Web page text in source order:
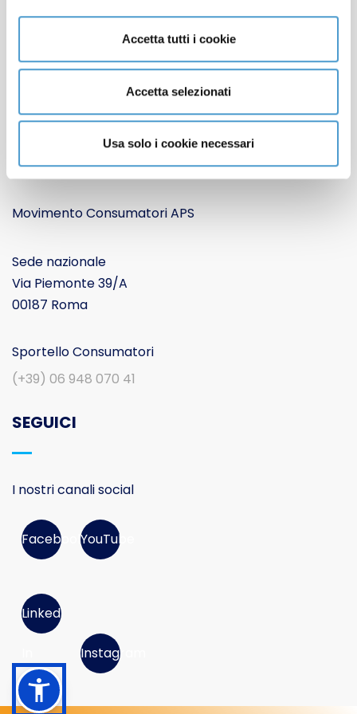
Accetta tutti i cookie
Accetta selezionati
Usa solo i cookie necessari
Contatti
Apertura sedi locali
Lavora con noi
Informativa Privacy
CONTATTACI
Movimento Consumatori APS
Sede nazionale
Via Piemonte 39/A
00187 Roma
Sportello Consumatori
(+39) 06 948 070 41
SEGUICI
I nostri canali social
FacebookYouTube
Linked
Instagram